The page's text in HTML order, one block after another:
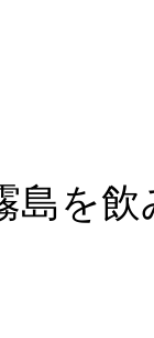
島を